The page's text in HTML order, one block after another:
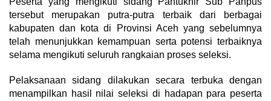
tersebut merupakan putra-putra terbaik dari berbagai
kabupaten dan kota di Provinsi Aceh yang sebelumnya
telah menunjukkan kemampuan serta potensi terbaiknya
selama mengikuti seluruh rangkaian proses seleksi.
Pelaksanaan sidang dilakukan secara terbuka dengan
menampilkan hasil nilai seleksi di hadapan para peserta